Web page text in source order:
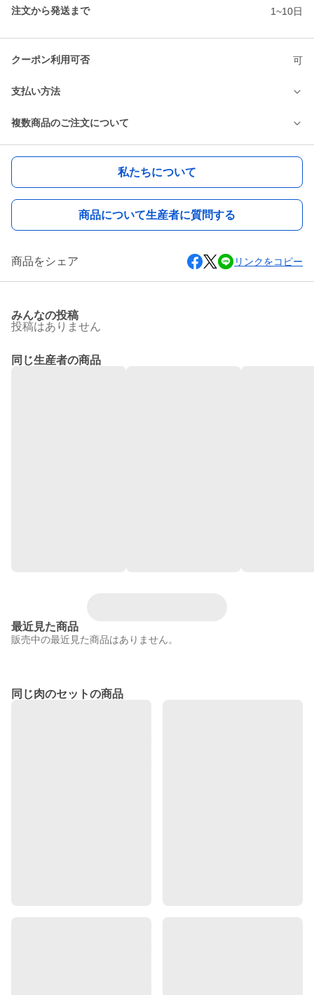
注文から発送まで 1~10日
クーポン利用可否 可
支払い方法
複数商品のご注文について
私たちについて
商品について生産者に質問する
商品をシェア リンクをコピー
みんなの投稿
投稿はありません
同じ生産者の商品
最近見た商品
販売中の最近見た商品はありません。
同じ肉のセットの商品